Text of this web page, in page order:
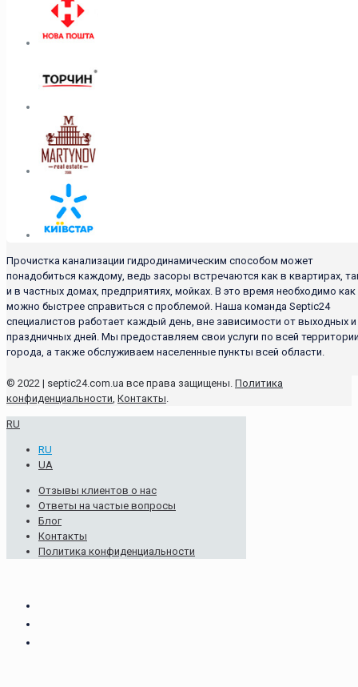
Прочистка канализации гидродинамическим способом может
понадобиться каждому, ведь засоры встречаются как в квартирах,
и в частных домах, предприятиях, мойках. В это время необходимо как
можно быстрее справиться с проблемой. Наша команда Septic24
специалистов работает каждый день, вне зависимости от выходных и
праздничных дней. Мы предоставляем свои услуги по всей
города, а также обслуживаем населенные пункты всей области.
© 2022 | septic24.com.ua все права защищены. Политика
конфиденциальности, Контакты.
RU
RU
UA
Отзывы клиентов о нас
Ответы на частые вопросы
Блог
Контакты
Политика конфиденциальности